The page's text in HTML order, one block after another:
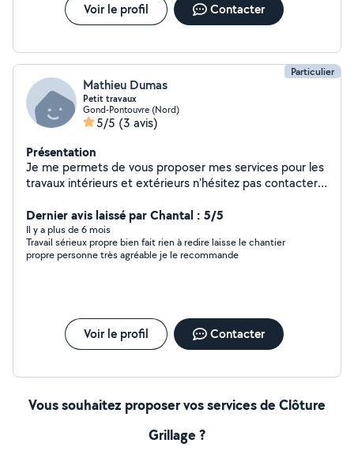
Voir le profil Contacter
Particulier
Mathieu Dumas
Petit travaux
Gond-Pontouvre (Nord)
5/5 (3 avis)
Présentation
Je me permets de vous proposer mes services pour les
travaux intérieurs et extérieurs n'hésitez pas contacter
Dernier avis laissé par Chantal : 5/5
Il y a plus de 6 mois
Travail sérieux propre bien fait rien à redire laisse le chantier
propre personne très agréable je le recommande
Voir le profil Contacter
Vous souhaitez proposer vos services de Clôture
Grillage ?